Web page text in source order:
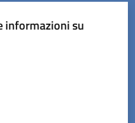
informazioni su